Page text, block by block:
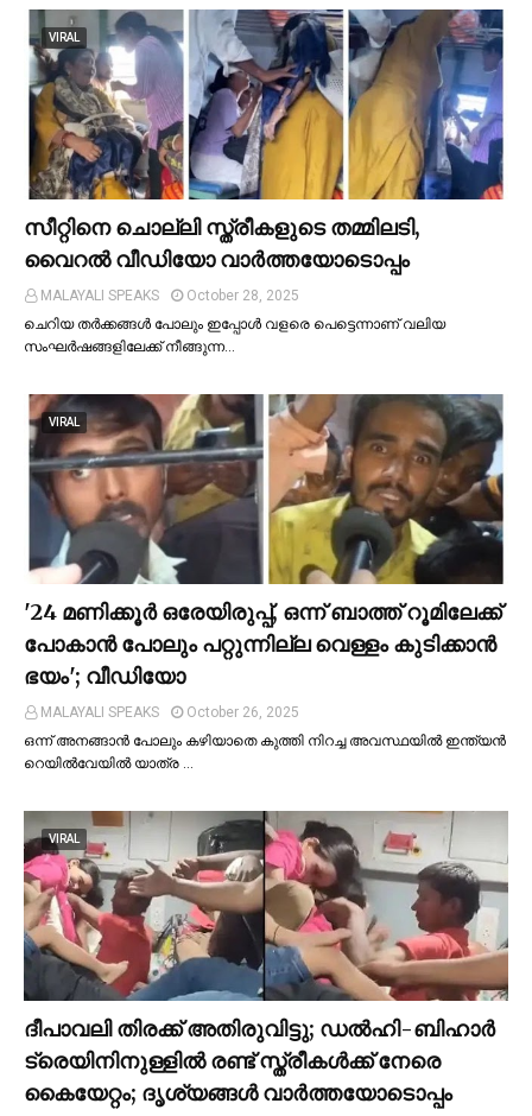
VIRAL
സീറ്റിനെ ചൊല്ലി സ്ത്രീകളുടെ തമ്മിലടി,
വൈറല്‍ വീഡിയോ വാർത്തയോടൊപ്പം
MALAYALI SPEAKS
October 28, 2025
ചെറിയ തര്‍ക്കങ്ങള്‍ പോലും ഇപ്പോള്‍ വളരെ പെട്ടെന്നാണ് വലിയ
സംഘര്‍ഷങ്ങളിലേക്ക് നീങ്ങുന്ന…
VIRAL
'24 മണിക്കൂര്‍ ഒരേയിരുപ്പ്, ഒന്ന് ബാത്ത് റൂമിലേക്ക്
പോകാന്‍ പോലും പറ്റുന്നില്ല വെള്ളം കുടിക്കാന്‍
ഭയം'; വീഡിയോ
MALAYALI SPEAKS
October 26, 2025
ഒന്ന് അനങ്ങാന്‍ പോലും കഴിയാതെ കുത്തി നിറച്ച അവസ്ഥയില്‍ ഇന്ത്യന്‍
റെയില്‍വേയില്‍ യാത്ര …
VIRAL
ദീപാവലി തിരക്ക് അതിരുവിട്ടു; ഡല്‍ഹി-ബിഹാര്‍
ട്രെയിനിനുള്ളില്‍ രണ്ട് സ്ത്രീകള്‍ക്ക് നേരെ
കൈയേറ്റം; ദൃശ്യങ്ങള്‍ വാർത്തയോടൊപ്പം